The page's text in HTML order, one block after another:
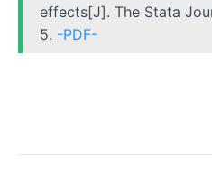
effects[J]. The Stata
5. -PDF-